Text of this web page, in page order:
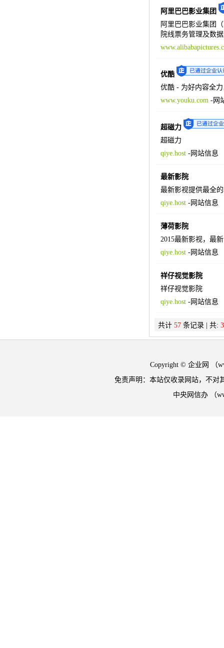
阿里巴巴影业集团
阿里巴巴影业集团
院线票务管理及数
优酷
优酷 - 为好内容全
www.youku.com-网
超磁力
超磁力
qiye.host-网站信息
最新影院
最新影视提供最全
qiye.host-网站信息
薄荷影院
2015最新影视，最
qiye.host-网站信息
祥仔视觉影院
祥仔视觉影院
qiye.host-网站信息
共计 57条记录 | 共: 3
Copyright © 企业网 （
免责声明：本站仅收录网站，不对
中央网信办 （